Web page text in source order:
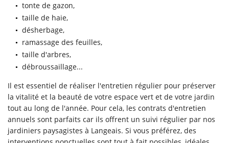
tonte de gazon,
taille de haie,
désherbage,
ramassage des feuilles,
taille d'arbres,
débroussaillage...
Il est essentiel de réaliser l'entretien régulier pour préserver
la vitalité et la beauté de votre espace vert et de votre jardin
tout au long de l'année. Pour cela, les contrats d'entretien
annuels sont parfaits car ils offrent un suivi régulier par nos
jardiniers paysagistes à Langeais. Si vous préférez, des